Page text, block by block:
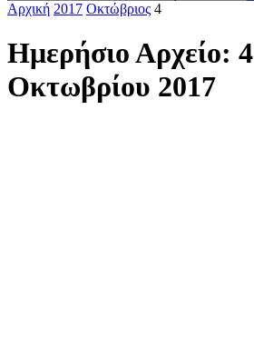
Αρχική 2017 Οκτώβριος 4
Ημερήσιο Αρχείο: 4
Οκτωβρίου 2017